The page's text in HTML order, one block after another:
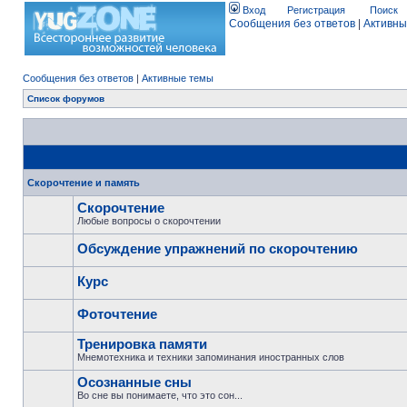
Вход Регистрация Поиск
Сообщения без ответов
Сообщения без ответов | Активные темы
Список форумов
Скорочтение и память
Скорочтение
Любые вопросы о скорочтении
Обсуждение упражнений по скорочтению
Курс
Фоточтение
Тренировка памяти
Мнемотехника и техники запоминания иностранных слов
Осознанные сны
Во сне вы понимаете, что это сон...